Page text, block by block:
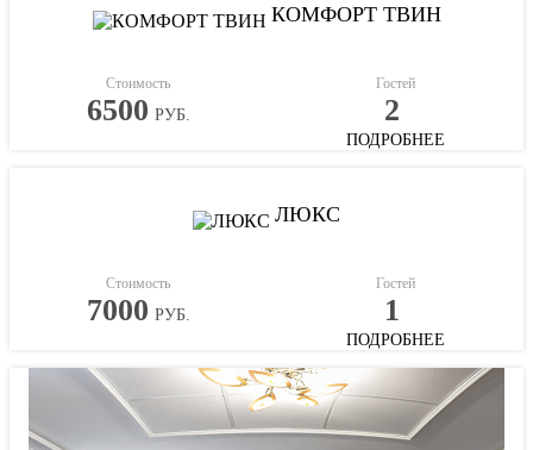
КОМФОРТ ТВИН
Стоимость
6500 РУБ.
Гостей
2
ПОДРОБНЕЕ
ЛЮКС
Стоимость
7000 РУБ.
Гостей
1
ПОДРОБНЕЕ